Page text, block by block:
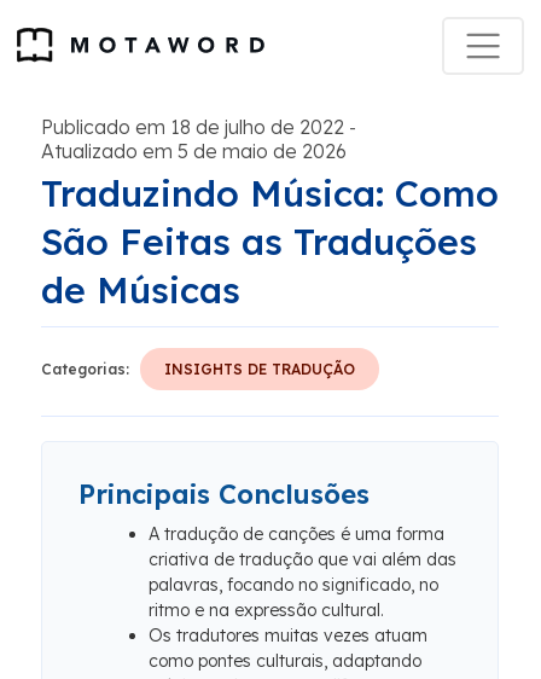
Publicado em 18 de julho de 2022 -
Atualizado em 5 de maio de 2026
Traduzindo Música: Como
São Feitas as Traduções
de Músicas
Categorias: INSIGHTS DE TRADUÇÃO
Principais Conclusões
A tradução de canções é uma forma
criativa de tradução que vai além das
palavras, focando no significado, no
ritmo e na expressão cultural.
Os tradutores muitas vezes atuam
como pontes culturais, adaptando